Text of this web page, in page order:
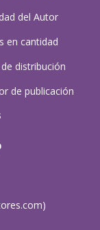
del Autor
en cantidad
distribución
de publicación
)